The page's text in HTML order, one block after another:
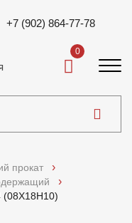
+7 (902) 864-77-78
0
прокат
(08Х18Н10)